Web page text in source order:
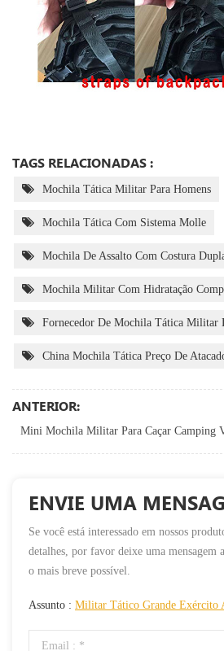
TAGS RELACIONADAS :
Mochila Tática Militar Para Homens
Mochila Tática Com Sistema Molle
Mochila De Assalto Com Costura
Mochila Militar Com Hidratação
Fornecedor De Mochila Tática Militar
China Mochila Tática Preço De
ANTERIOR:
Mini Mochila Militar Para Caçar Camping
ENVIE UMA
Se você está interessado em nossos
detalhes, por favor deixe uma mensagem
o mais breve possível.
Assunto : Militar Tático Grande Exército